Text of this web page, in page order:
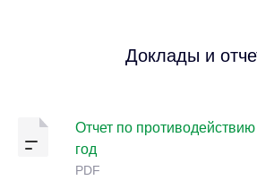
Доклады и
Отчет по
год
PDF